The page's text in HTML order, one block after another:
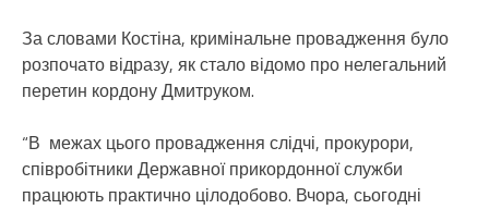
За словами Костіна, кримінальне провадження було
розпочато відразу, як стало відомо про нелегальний
перетин кордону Дмитруком.
“В межах цього провадження слідчі, прокурори,
співробітники Державної прикордонної служби
працюють практично цілодобово. Вчора, сьогодні